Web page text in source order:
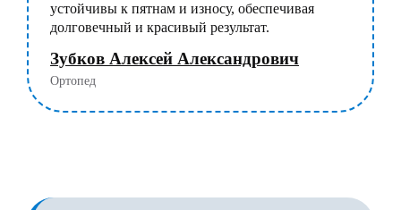
устойчивы к пятнам и износу, обеспечивая
долговечный и красивый результат.
Зубков Алексей Александрович
Ортопед